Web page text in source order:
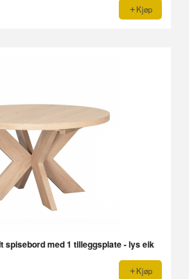
Kjøp
spisebord med 1 tilleggsplate - lys eik
Kjøp